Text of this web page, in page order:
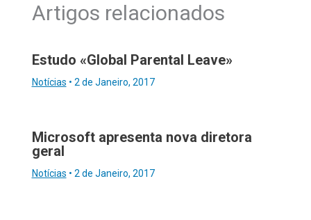
Artigos relacionados
Estudo «Global Parental Leave»
Notícias • 2 de Janeiro, 2017
Microsoft apresenta nova diretora
geral
Notícias • 2 de Janeiro, 2017